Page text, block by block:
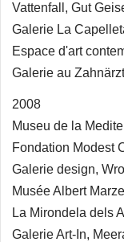
Vattenfall, Gut
Galerie La
Espace d'art
Galerie au
2008
Museu de la
Fondation Modest
Galerie design,
Musée Albert
La Mirondela dels
Galerie Art-In,